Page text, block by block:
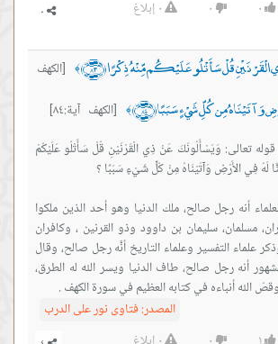
٠ ٠ ٠ إبلاغ
قُلْ سَأَتْلُو عَلَيْكُم مِّنْهُ ذِكْرًا ﴿٨٣﴾ ﴾
[الكهف
وَآتَيْنَاهُ مِن كُلِّ شَيْءٍ سَبَبًا ﴿٨٤﴾ ﴾
[الكهف آية:٨٤]
تعالى: وَيَسْأَلُونَكَ عَنْ ذِي الْقَرْنَيْنِ قُلْ سَأَتْلُو عَلَيْكُمْ
أنه رجل صالح، ملك الدنيا وهو أحد الذين ملكوا
مسلمان، سليمان بن داوود وذو القرنين ، وكافران
علماء التفسير وعلماء التاريخ أنَّه رجل صالح، وقال
أنه رجل صالح، طاف الدنيا ويسر الله له الطرق،
الله أنباءه في كتابه العظيم في سورة الكهف .
المصدر:فتاوى نور على الدرب